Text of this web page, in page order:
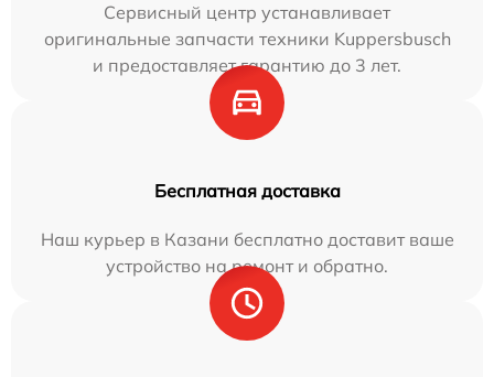
Сервисный центр устанавливает
оригинальные запчасти техники Kuppersbusch
и предоставляет гарантию до 3 лет.
Бесплатная доставка
Наш курьер в Казани бесплатно доставит ваше
устройство на ремонт и обратно.